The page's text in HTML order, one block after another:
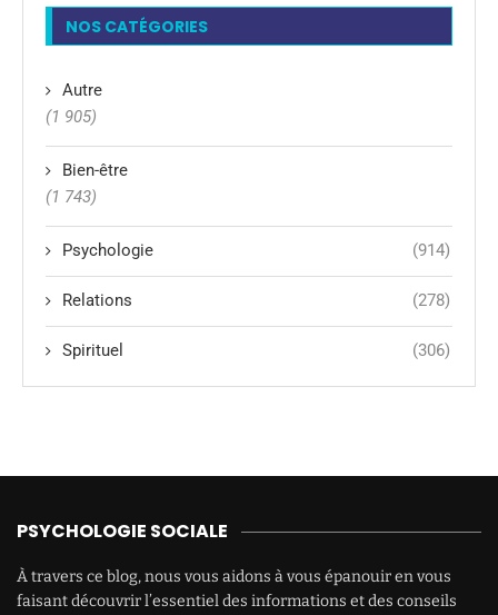
NOS CATÉGORIES
Autre
(1 905)
Bien-être
(1 743)
Psychologie (914)
Relations (278)
Spirituel (306)
PSYCHOLOGIE SOCIALE
À travers ce blog, nous vous aidons à vous épanouir en vous
faisant découvrir l’essentiel des informations et des conseils